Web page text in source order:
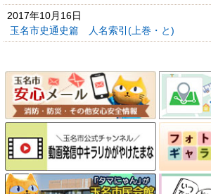
2017年10月16日
玉名市史通史篇 人名索引(上巻・と)